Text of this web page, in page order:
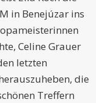
in Benejúzar ins
Celine Grauer
letzten
die
Treffern